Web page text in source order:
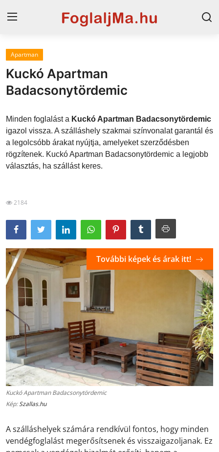
Magyarország
Horvát tengerpart
Horvátország
Blog
Szállások Hajdúszoboszlón
Apartman
Kuckó Apartman
Badacsonytördemic
Minden foglalást a Kuckó Apartman Badacsonytördemic
igazol vissza. A szálláshely szakmai színvonalat garantál és
a legolcsóbb árakat nyújtja, amelyeket szerződésben
rögzítenek. Kuckó Apartman Badacsonytördemic a legjobb
választás, ha szállást keres.
2184
Kuckó Apartman Badacsonytördemic
Kép:Szallas.hu
További képek és árak itt!
A szálláshelyek számára rendkívül fontos, hogy minden
vendégfoglalást megerősítsenek és visszaigazoljanak. Ez